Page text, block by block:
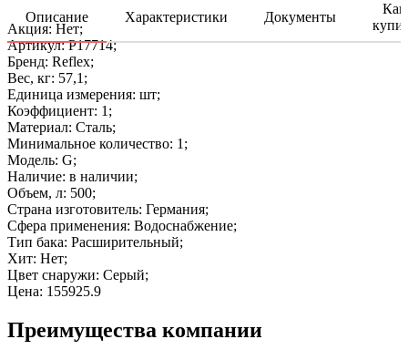
Описание Характеристики Документы
Как
Акция: Нет;
Артикул: P17714;
Бренд: Reflex;
Вес, кг: 57,1;
Единица измерения: шт;
Коэффициент: 1;
Материал: Сталь;
Минимальное количество: 1;
Модель: G;
Наличие: в наличии;
Объем, л: 500;
Страна изготовитель: Германия;
Сфера применения: Водоснабжение;
Тип бака: Расширительный;
Хит: Нет;
Цвет снаружи: Серый;
Цена: 155925.9
Преимущества компании